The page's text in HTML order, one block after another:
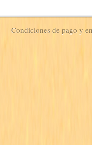
Condiciones de pago y